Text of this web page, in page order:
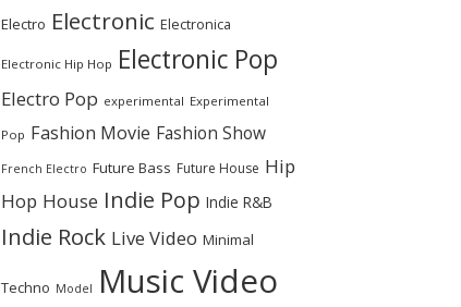
Electro Electronic Electronica
Electronic Hip Hop Electronic Pop
Electro Pop experimental Experimental
Pop Fashion Movie Fashion Show
French Electro Future Bass Future House Hip
Hop House Indie Pop Indie R&B
Indie Rock Live Video Minimal
Techno Model Music Video